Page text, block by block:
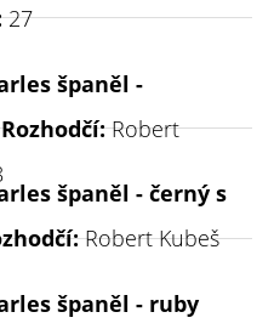
27
španěl -
Rozhodčí:Robert
španěl - černý s
Robert Kubeš
španěl - ruby